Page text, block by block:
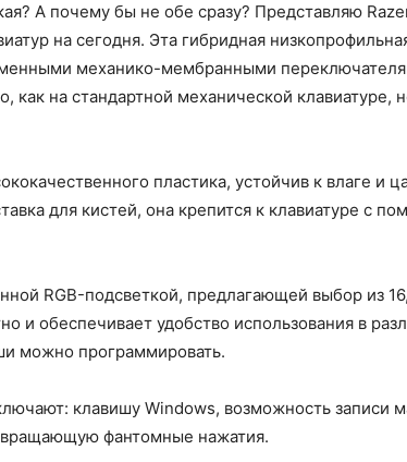
А почему бы не обе сразу? Представляю
на сегодня. Эта гибридная
механико-мембранными
как на стандартной механической клавиатуре,
пластика, устойчив к влаге и
для кистей, она крепится к клавиатуре с
RGB-подсветкой, предлагающей выбор из
и обеспечивает удобство использования в
можно программировать.
клавишу Windows, возможность записи
фантомные нажатия.